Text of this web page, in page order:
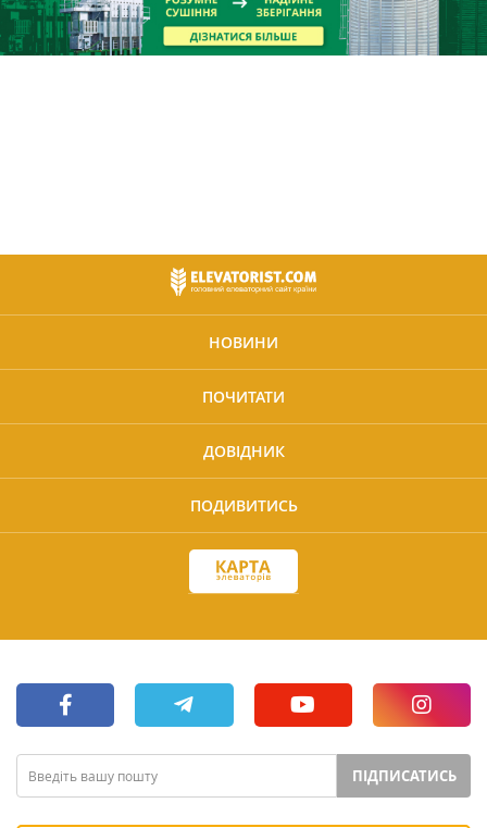
НОВИНИ
ПОЧИТАТИ
ДОВІДНИК
ПОДИВИТИСЬ
ПІДПИСАТИСЬ